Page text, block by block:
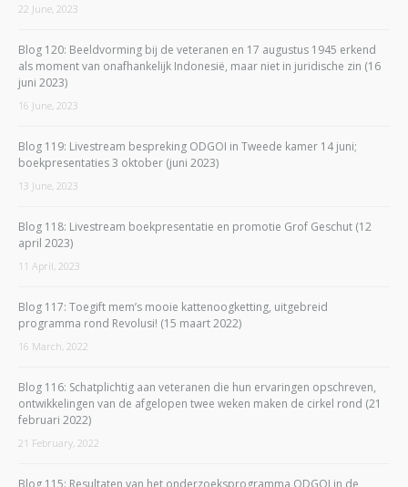
22 June, 2023
Blog 120: Beeldvorming bij de veteranen en 17 augustus 1945 erkend
als moment van onafhankelijk Indonesië, maar niet in juridische zin (16
juni 2023)
16 June, 2023
Blog 119: Livestream bespreking ODGOI in Tweede kamer 14 juni;
boekpresentaties 3 oktober (juni 2023)
13 June, 2023
Blog 118: Livestream boekpresentatie en promotie Grof Geschut (12
april 2023)
11 April, 2023
Blog 117: Toegift mem’s mooie kattenoogketting, uitgebreid
programma rond Revolusi! (15 maart 2022)
16 March, 2022
Blog 116: Schatplichtig aan veteranen die hun ervaringen opschreven,
ontwikkelingen van de afgelopen twee weken maken de cirkel rond (21
februari 2022)
21 February, 2022
Blog 115: Resultaten van het onderzoeksprogramma ODGOI in de